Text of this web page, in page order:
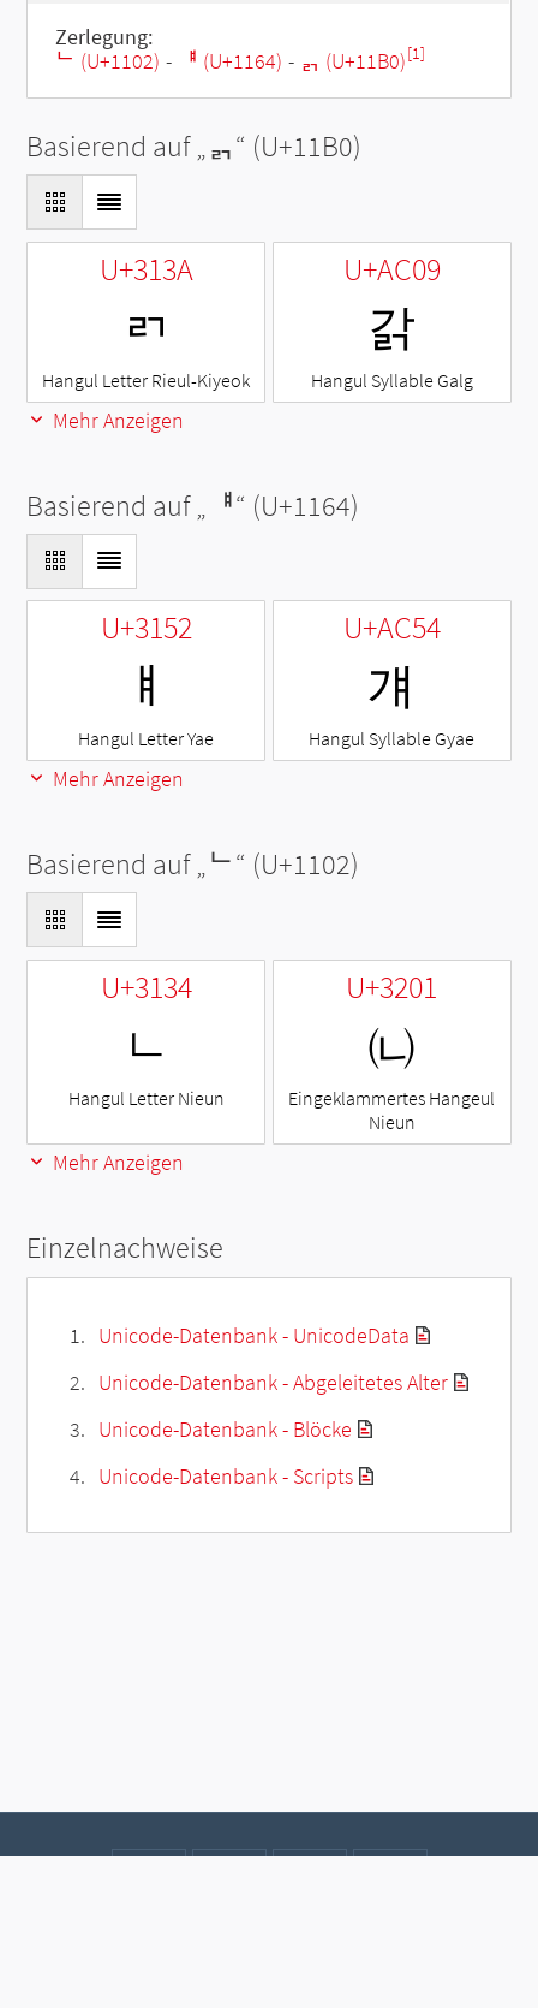
Zerlegung:
ᄂ (U+1102) - ᅤ (U+1164) - ᆰ (U+11B0)[1]
Basierend auf „ᆰ“ (U+11B0)
U+313A
ㄺ
Hangul Letter Rieul-Kiyeok
U+AC09
갉
Hangul Syllable Galg
Mehr Anzeigen
Basierend auf „ ᅤ“ (U+1164)
U+3152
ㅒ
Hangul Letter Yae
U+AC54
걔
Hangul Syllable Gyae
Mehr Anzeigen
Basierend auf „ᄂ“ (U+1102)
U+3134
ㄴ
Hangul Letter Nieun
U+3201
㈁
Eingeklammertes Hangeul
Nieun
Mehr Anzeigen
Einzelnachweise
Unicode-Datenbank - UnicodeData
Unicode-Datenbank - Abgeleitetes Alter
Unicode-Datenbank - Blöcke
Unicode-Datenbank - Scripts